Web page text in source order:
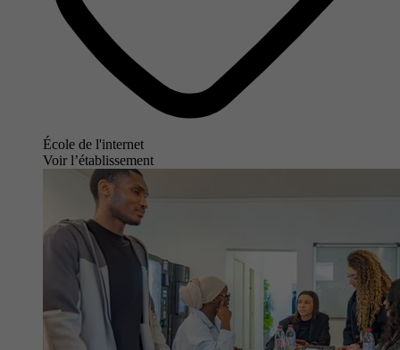
École de l'internet
Voir l’établissement